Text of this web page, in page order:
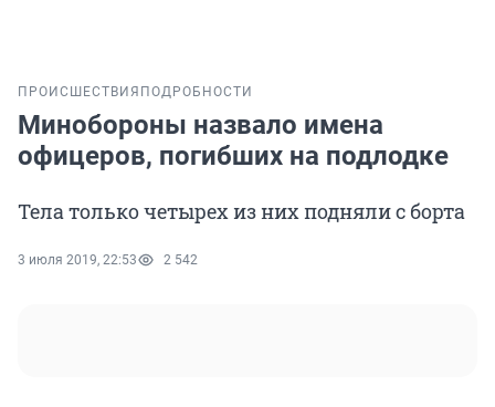
ПРОИСШЕСТВИЯ ПОДРОБНОСТИ
Минобороны назвало имена
офицеров, погибших на подлодке
Тела только четырех из них подняли с борта
3 июля 2019, 22:53 2 542